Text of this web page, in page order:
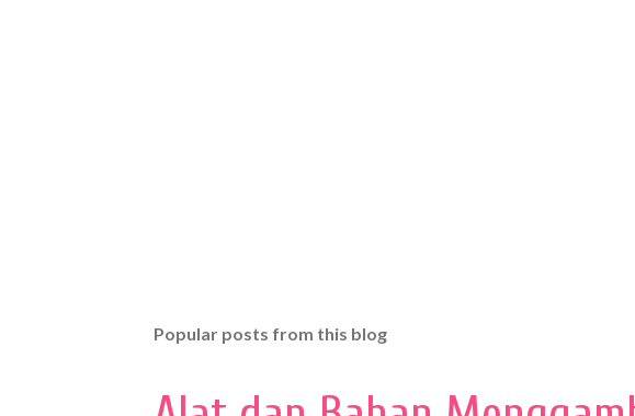
Popular posts from this blog